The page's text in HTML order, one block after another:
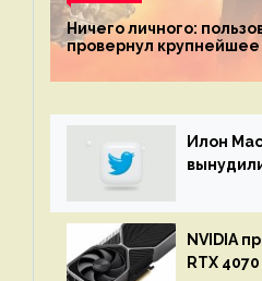
Ничего личного:
провернул крупнейшее
механике
Илон
NVIDIA
RTX